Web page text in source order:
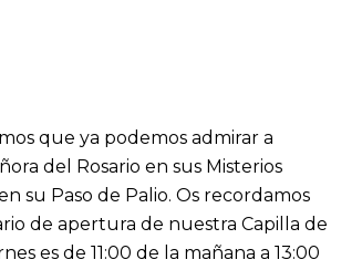
que ya podemos admirar a
del Rosario en sus Misterios
su Paso de Palio. Os recordamos
de apertura de nuestra Capilla de
es de 11:00 de la mañana a 13:00